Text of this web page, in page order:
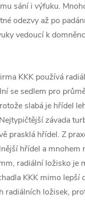
sání i výfuku.
odezvy až po
vedoucí k
KKK používá
se sedlem pro
slabá je hřídel
závada
prasklá hřídel. Z
hřídel a mnohem
radiální ložisko je
KKK mimo lepší
radiálních ložisek,